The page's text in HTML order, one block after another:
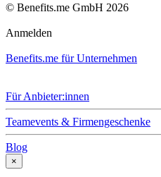
© Benefits.me GmbH 2026
Anmelden
Benefits.me für Unternehmen
Für Anbieter:innen
Teamevents & Firmengeschenke
Blog
×